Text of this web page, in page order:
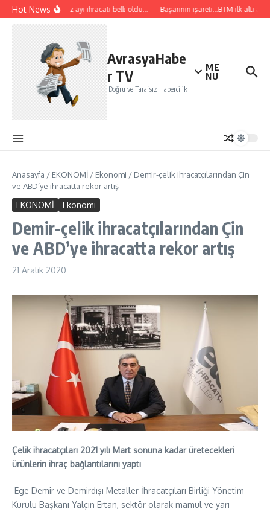
İçeriğe atla
Hot NewsTemmuz ayı ihracatı belli oldu… Başarının işareti…BTM ilk altı
AvrasyaHabe
r TV
Doğru ve Tarafsız Habercilik
ME
NU
Anasayfa / EKONOMİ / Ekonomi / Demir-çelik ihracatçılarından Çin
ve ABD’ye ihracatta rekor artış
EKONOMİ Ekonomi
Demir-çelik ihracatçılarından Çin
ve ABD’ye ihracatta rekor artış
21 Aralık 2020
Çelik ihracatçıları 2021 yılı Mart sonuna kadar üretecekleri
ürünlerin ihraç bağlantılarını yaptı
Ege Demir ve Demirdışı Metaller İhracatçıları Birliği Yönetim
Kurulu Başkanı Yalçın Ertan, sektör olarak mamul ve yarı